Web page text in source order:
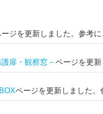
ージを更新しました。参考に
扉・観察窓－ページを更
Xページを更新しました。